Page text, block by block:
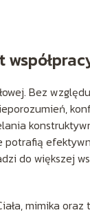
Bez
do większej
mimika oraz